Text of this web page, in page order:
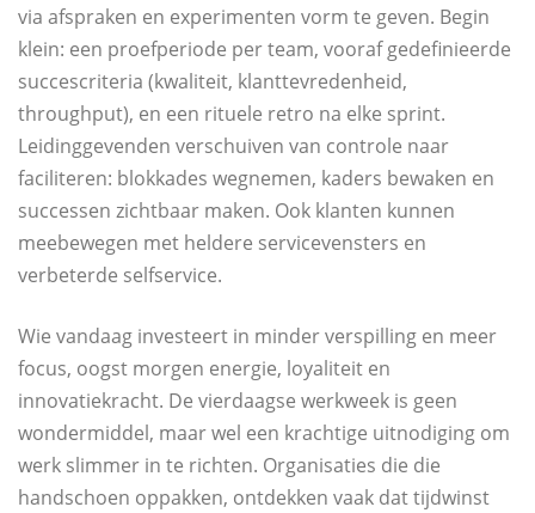
via afspraken en experimenten vorm te geven. Begin
klein: een proefperiode per team, vooraf gedefinieerde
succescriteria (kwaliteit, klanttevredenheid,
throughput), en een rituele retro na elke sprint.
Leidinggevenden verschuiven van controle naar
faciliteren: blokkades wegnemen, kaders bewaken en
successen zichtbaar maken. Ook klanten kunnen
meebewegen met heldere servicevensters en
verbeterde selfservice.
Wie vandaag investeert in minder verspilling en meer
focus, oogst morgen energie, loyaliteit en
innovatiekracht. De vierdaagse werkweek is geen
wondermiddel, maar wel een krachtige uitnodiging om
werk slimmer in te richten. Organisaties die die
handschoen oppakken, ontdekken vaak dat tijdwinst